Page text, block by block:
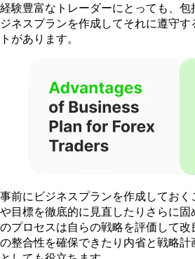
経験豊富なトレーダーにとっても、
ジネスプランを作成してそれに遵守
トがあります。
事前にビジネスプランを作成してお
や目標を徹底的に見直したりさらに固
のプロセスは自らの戦略を評価して改
の整合性を確保できたり内省と戦略